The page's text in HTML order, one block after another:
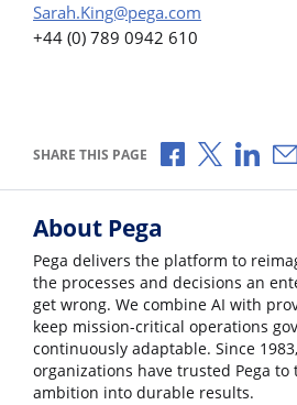
Sarah.King@pega.com
+44 (0) 789 0942 610
SHARE THIS PAGE Share viaShare via X
About Pega
Pega delivers the platform to
the processes and decisions an
get wrong. We combine AI with
keep mission-critical operations
continuously adaptable. Since
organizations have trusted Pega
ambition into durable results.